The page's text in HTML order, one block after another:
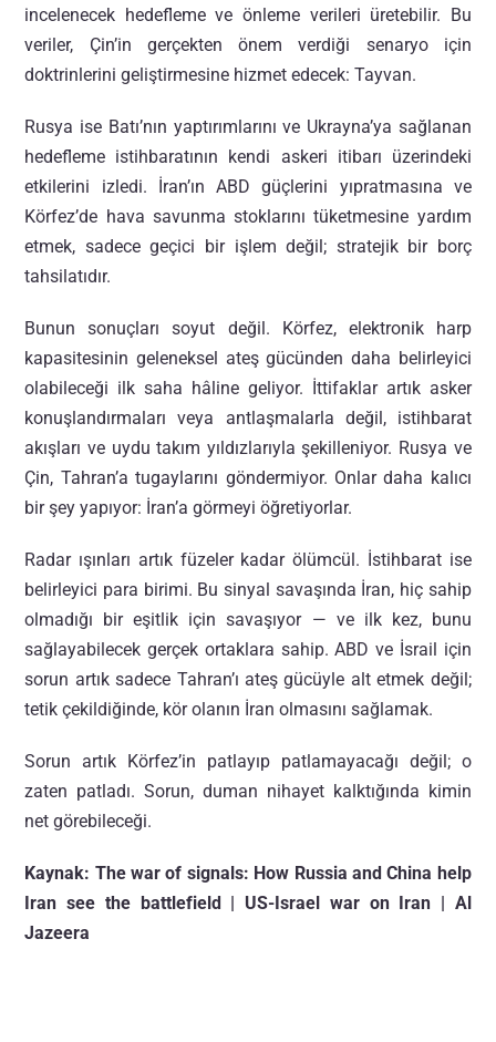
incelenecek hedefleme ve önleme verileri üretebilir. Bu
veriler, Çin’in gerçekten önem verdiği senaryo için
doktrinlerini geliştirmesine hizmet edecek: Tayvan.
Rusya ise Batı’nın yaptırımlarını ve Ukrayna’ya sağlanan
hedefleme istihbaratının kendi askeri itibarı üzerindeki
etkilerini izledi. İran’ın ABD güçlerini yıpratmasına ve
Körfez’de hava savunma stoklarını tüketmesine yardım
etmek, sadece geçici bir işlem değil; stratejik bir borç
tahsilatıdır.
Bunun sonuçları soyut değil. Körfez, elektronik harp
kapasitesinin geleneksel ateş gücünden daha belirleyici
olabileceği ilk saha hâline geliyor. İttifaklar artık asker
konuşlandırmaları veya antlaşmalarla değil, istihbarat
akışları ve uydu takım yıldızlarıyla şekilleniyor. Rusya ve
Çin, Tahran’a tugaylarını göndermiyor. Onlar daha kalıcı
bir şey yapıyor: İran’a görmeyi öğretiyorlar.
Radar ışınları artık füzeler kadar ölümcül. İstihbarat ise
belirleyici para birimi. Bu sinyal savaşında İran, hiç sahip
olmadığı bir eşitlik için savaşıyor — ve ilk kez, bunu
sağlayabilecek gerçek ortaklara sahip. ABD ve İsrail için
sorun artık sadece Tahran’ı ateş gücüyle alt etmek değil;
tetik çekildiğinde, kör olanın İran olmasını sağlamak.
Sorun artık Körfez’in patlayıp patlamayacağı değil; o
zaten patladı. Sorun, duman nihayet kalktığında kimin
net görebileceği.
Kaynak: The war of signals: How Russia and China help
Iran see the battlefield | US-Israel war on Iran | Al
Jazeera